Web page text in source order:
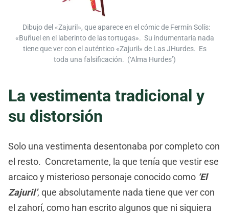
Dibujo del «Zajuril», que aparece en el cómic de Fermín Solís:
«Buñuel en el laberinto de las tortugas». Su indumentaria nada
tiene que ver con el auténtico «Zajuril» de Las JHurdes. Es
toda una falsificación. (‘Alma Hurdes’)
La vestimenta tradicional y
su distorsión
Solo una vestimenta desentonaba por completo con
el resto. Concretamente, la que tenía que vestir ese
arcaico y misterioso personaje conocido como ‘El
Zajuril’, que absolutamente nada tiene que ver con
el zahorí, como han escrito algunos que ni siquiera